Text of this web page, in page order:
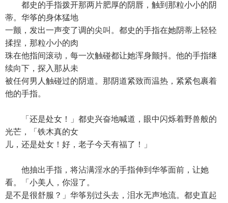
都史的手指拨开那两片肥厚的阴唇，触到那粒小小的阴
蒂。华筝的身体猛地
一颤，发出一声变了调的尖叫。都史的手指在她阴蒂上轻轻
揉捏，那粒小小的肉
珠在他指间滚动，每一次触碰都让她浑身颤抖。他的手指继
续向下，探入那从未
被任何男人触碰过的阴道。那阴道紧致而温热，紧紧包裹着
他的手指。
「还是处女！」都史兴奋地喊道，眼中闪烁着野兽般的
光芒，「铁木真的女
儿，还是处女！好，老子今天有福了！」
他抽出手指，将沾满淫水的手指伸到华筝面前，让她
看。「小美人，你湿了。
是不是很舒服？」华筝别过头去，泪水无声地流。都史直起